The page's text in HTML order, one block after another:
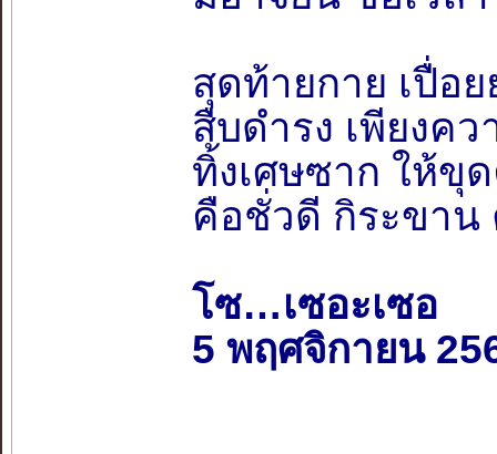
สุดท้ายกาย เปื่อย
สืบดำรง เพียงค
ทิ้งเศษซาก ให้ขุ
คือชั่วดี กิระขาน
โซ…เซอะเซอ
5 พฤศจิกายน